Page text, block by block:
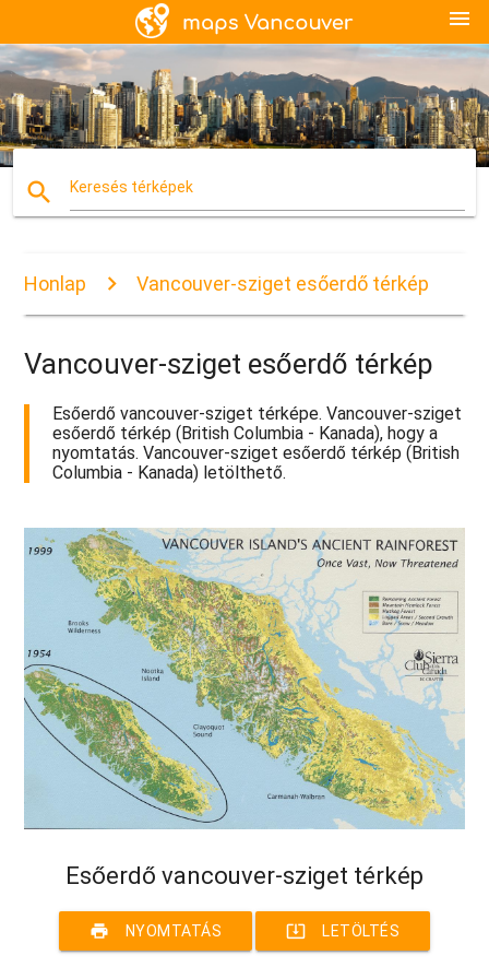
menu
search Keresés térképek
Honlap Vancouver-sziget esőerdő térkép
Vancouver-sziget esőerdő térkép
Esőerdő vancouver-sziget térképe. Vancouver-sziget
esőerdő térkép (British Columbia - Kanada), hogy a
nyomtatás. Vancouver-sziget esőerdő térkép (British
Columbia - Kanada) letölthető.
Esőerdő vancouver-sziget térkép
print NYOMTATÁS system_update_alt LETÖLTÉS